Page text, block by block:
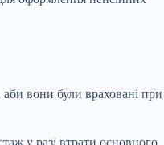
вони були враховані при
у разі втрати основного